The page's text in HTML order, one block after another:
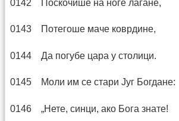
0142 Поскочише на ноге лагане,
0143 Потегоше маче коврдине,
0144 Да погубе цара у столици.
0145 Моли им се стари Југ Богдане:
0146 „Нете, синци, ако Бога знате!